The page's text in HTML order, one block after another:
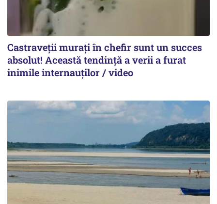
Castraveții murați în chefir sunt un succes
absolut! Această tendință a verii a furat
inimile internauților / video